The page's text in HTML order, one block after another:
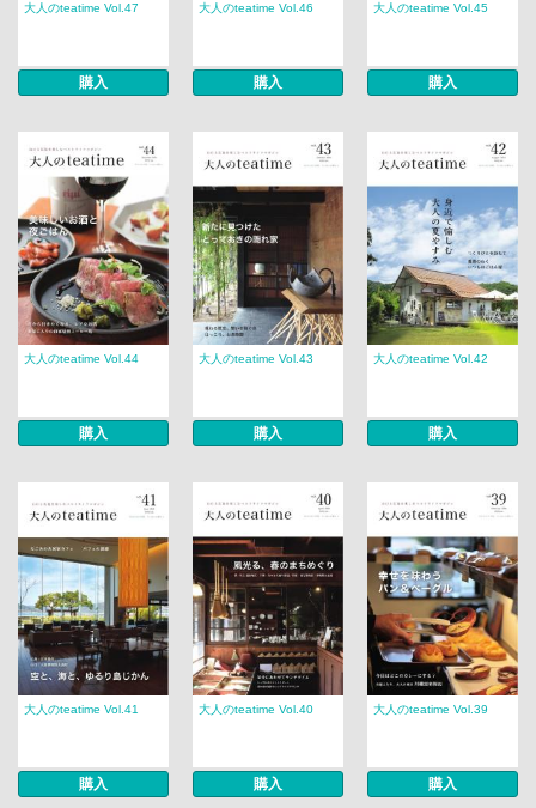
大人のteatime Vol.47
購入
大人のteatime Vol.46
購入
大人のteatime Vol.45
購入
大人のteatime Vol.44
購入
大人のteatime Vol.43
購入
大人のteatime Vol.42
購入
大人のteatime Vol.41
購入
大人のteatime Vol.40
購入
大人のteatime Vol.39
購入